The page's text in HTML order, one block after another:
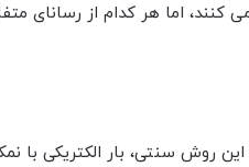
کنند، اما هر کدام از رسانای
روش سنتی، بار الکتریکی با